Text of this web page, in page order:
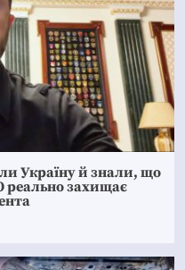
Україну й знали, що
реально захищає